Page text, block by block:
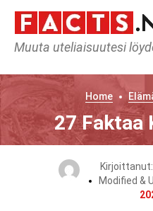
Muuta uteliaisuutesi
Home
27 Faktaa
Kirjoittanut:
Modified &